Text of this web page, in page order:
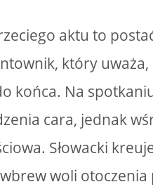
aktu to
który
końca. Na
cara, jednak
Słowacki
woli otoczenia